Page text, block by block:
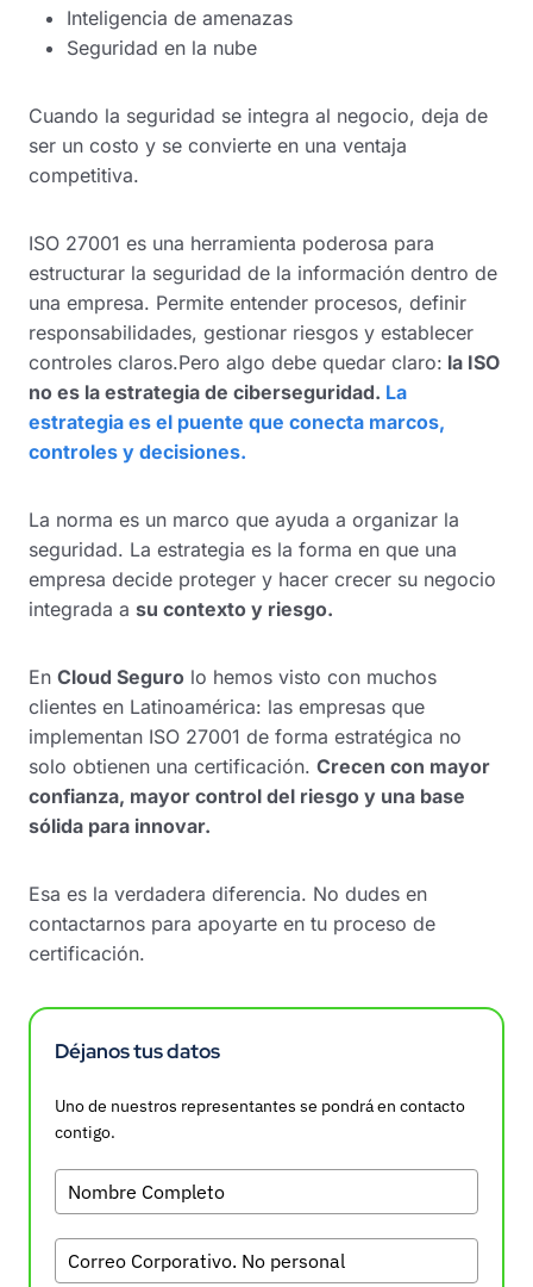
Inteligencia de amenazas
Seguridad en la nube
Cuando la seguridad se integra al negocio, deja de
ser un costo y se convierte en una ventaja
competitiva.
ISO 27001 es una herramienta poderosa para
estructurar la seguridad de la información dentro de
una empresa. Permite entender procesos, definir
responsabilidades, gestionar riesgos y establecer
controles claros.Pero algo debe quedar claro: la ISO
no es la estrategia de ciberseguridad. La
estrategia es el puente que conecta marcos,
controles y decisiones.
La norma es un marco que ayuda a organizar la
seguridad. La estrategia es la forma en que una
empresa decide proteger y hacer crecer su negocio
integrada a su contexto y riesgo.
En Cloud Seguro lo hemos visto con muchos
clientes en Latinoamérica: las empresas que
implementan ISO 27001 de forma estratégica no
solo obtienen una certificación. Crecen con mayor
confianza, mayor control del riesgo y una base
sólida para innovar.
Esa es la verdadera diferencia. No dudes en
contactarnos para apoyarte en tu proceso de
certificación.
Déjanos tus datos
Uno de nuestros representantes se pondrá en contacto
contigo.